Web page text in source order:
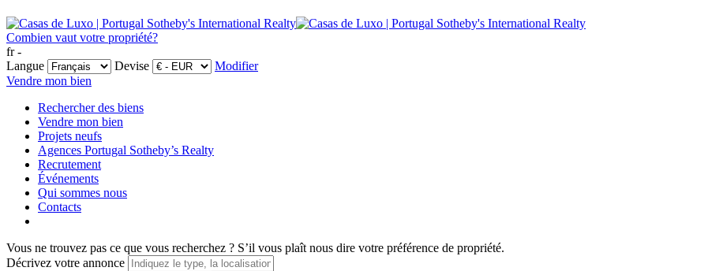
Combien vaut votre propriété?
fr -
Langue
Devise
Modifier
Vendre mon bien
Rechercher des biens
Vendre mon bien
Projets neufs
Agences Portugal Sotheby’s Realty
Recrutement
Événements
Qui sommes nous
Contacts
Vous ne trouvez pas ce que vous recherchez ? S’il vous plaît nous dire votre préférence de propriété.
Décrivez votre annonce